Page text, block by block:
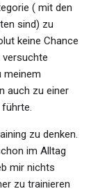
( mit den
sind) zu
keine Chance
versuchte
meinem
auch zu einer
zu denken.
im Alltag
mir nichts
zu trainieren